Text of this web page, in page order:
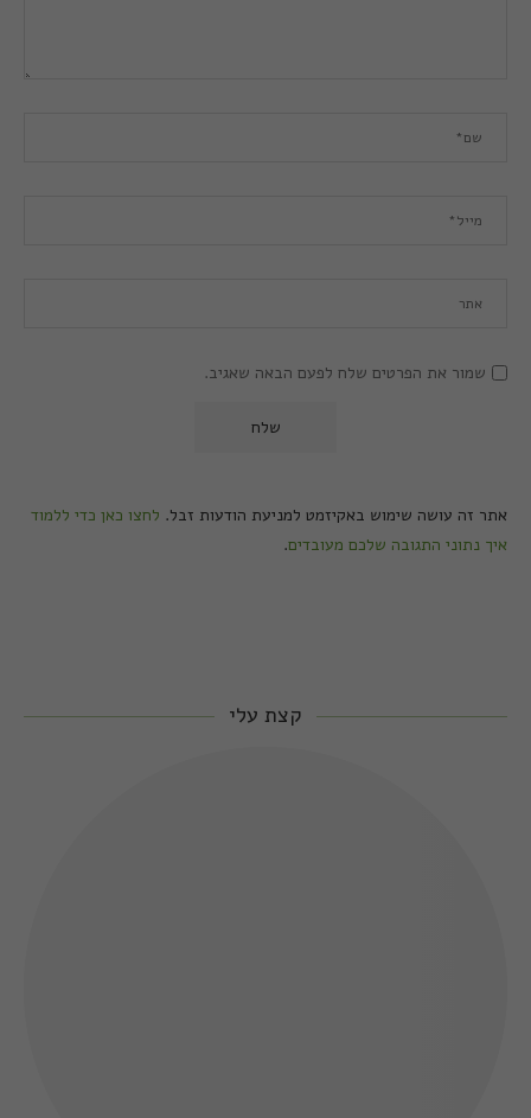
שמור את הפרטים שלח לפעם הבאה שאגיב.
אתר זה עושה שימוש באקיזמט למניעת הודעות זבל. לחצו כאן כדי ללמוד
איך נתוני התגובה שלכם מעובדים.
קצת עלי